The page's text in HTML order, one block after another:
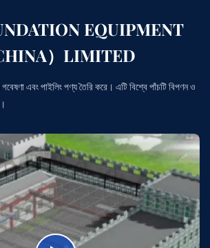
EQUIPMENT
）LIMITED
এবং পাইলিং পণ্য তৈরি করে। এটি বিশ্বে পাঁচটি বিপণন ও